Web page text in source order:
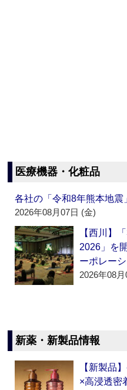
医療機器・化粧品
各社の「令和8年熊本地震
2026年08月07日 (金)
【西川】
2026」を
ーポレー
2026年08
新薬・新製品情報
【新製品
×高浸透密